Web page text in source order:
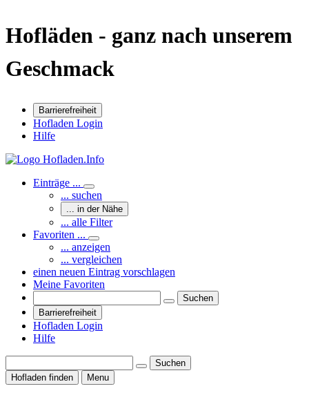
Hofläden - ganz nach unserem
Geschmack
Barrierefreiheit
Hofladen Login
Hilfe
Einträge ...
... suchen
... in der Nähe
... alle Filter
Favoriten ...
... anzeigen
... vergleichen
einen neuen Eintrag vorschlagen
Meine Favoriten
Suchen
Barrierefreiheit
Hofladen Login
Hilfe
Suchen
Hofladen finden
Menu